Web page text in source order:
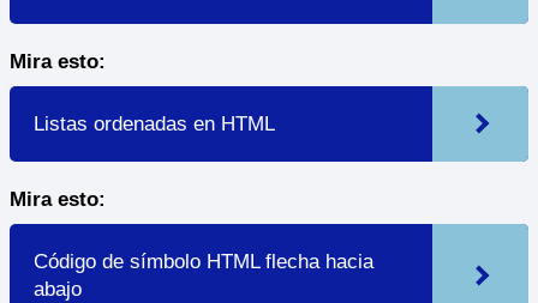
Mira esto:
Listas ordenadas en HTML
Mira esto:
Código de símbolo HTML flecha hacia
abajo